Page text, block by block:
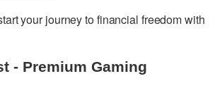
your journey to financial freedom with
- Premium Gaming